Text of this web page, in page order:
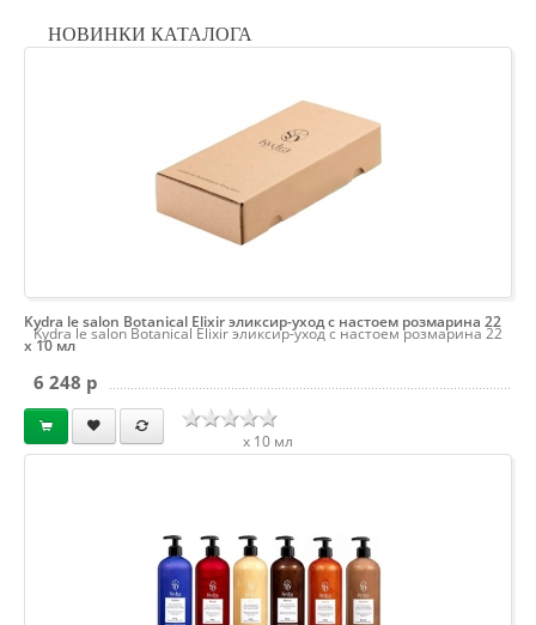
НОВИНКИ КАТАЛОГА
Kydra le salon Botanical Elixir эликсир-уход с настоем розмарина 22
х 10 мл
Kydra le salon Botanical Elixir эликсир-уход с настоем розмарина 22
х 10 мл
6 248 p